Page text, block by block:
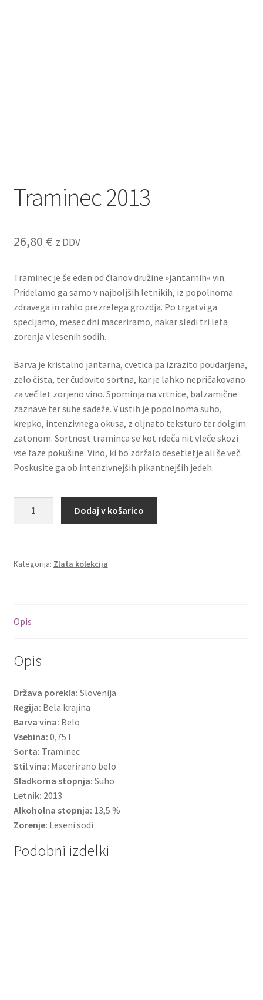
Traminec 2013
26,80 € z DDV
Traminec je še eden od članov družine »jantarnih« vin.
Pridelamo ga samo v najboljših letnikih, iz popolnoma
zdravega in rahlo prezrelega grozdja. Po trgatvi ga
specljamo, mesec dni maceriramo, nakar sledi tri leta
zorenja v lesenih sodih.
Barva je kristalno jantarna, cvetica pa izrazito poudarjena,
zelo čista, ter čudovito sortna, kar je lahko nepričakovano
za več let zorjeno vino. Spominja na vrtnice, balzamične
zaznave ter suhe sadeže. V ustih je popolnoma suho,
krepko, intenzivnega okusa, z oljnato teksturo ter dolgim
zatonom. Sortnost traminca se kot rdeča nit vleče skozi
vse faze pokušine. Vino, ki bo zdržalo desetletje ali še več.
Poskusite ga ob intenzivnejših pikantnejših jedeh.
Dodaj v košarico
Kategorija: Zlata kolekcija
Opis
Opis
Država porekla: Slovenija
Regija: Bela krajina
Barva vina: Belo
Vsebina: 0,75 l
Sorta: Traminec
Stil vina: Macerirano belo
Sladkorna stopnja: Suho
Letnik: 2013
Alkoholna stopnja: 13,5 %
Zorenje: Leseni sodi
Podobni izdelki